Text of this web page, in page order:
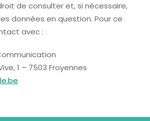
de consulter et, si nécessaire,
données en question. Pour ce
avec :
1 – 7503 Froyennes